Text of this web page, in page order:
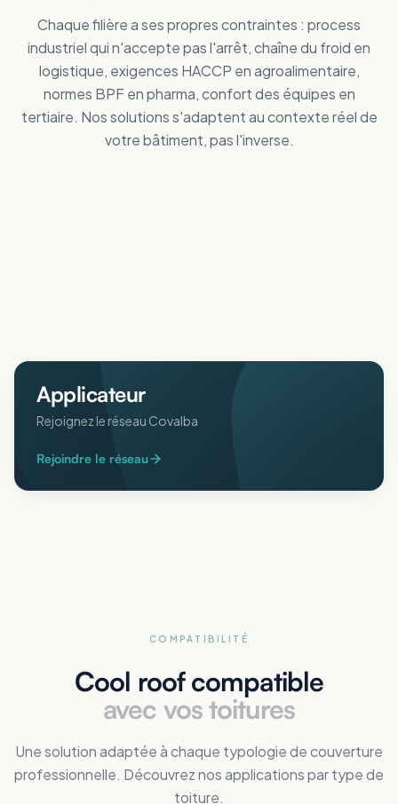
Chaque filière a ses propres contraintes : process
industriel qui n'accepte pas l'arrêt, chaîne du froid en
logistique, exigences HACCP en agroalimentaire,
normes BPF en pharma, confort des équipes en
tertiaire. Nos solutions s'adaptent au contexte réel de
votre bâtiment, pas l'inverse.
Tertiaire
Applicateur
Rejoignez le réseau Covalba
Rejoindre le réseau
COMPATIBILITÉ
Cool roof compatible
avec vos toitures
Une solution adaptée à chaque typologie de couverture
professionnelle. Découvrez nos applications par type de
toiture.